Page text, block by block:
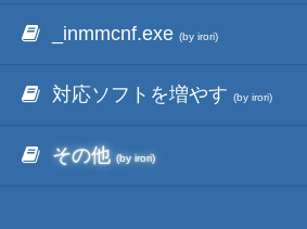
映像入替
音入替
_inmmサイトアーカイブ
inmmbridge(by irori)
動作477タイトル(タイトル順)
動作477タイトル
_inmmcnf.exe(by irori)
対応ソフトを増やす(by irori)
その他(by irori)フォント入替